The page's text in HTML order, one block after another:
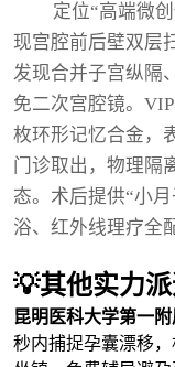
定位“高端微
现宫腔前后壁双层
发现合并子宫纵隔
免二次宫腔镜。
枚环形记忆合金，
门诊取出，物理隔
态。术后提供“小
浴、红外线理疗全
💡其他实力
昆明医科大学第一
秒内捕捉孕囊漂移